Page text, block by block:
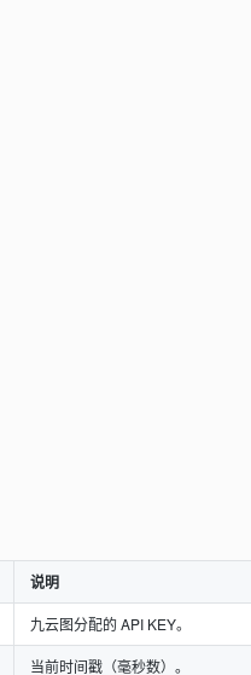
说明
九云图分配的 API KEY。
当前时间戳（毫秒数）。